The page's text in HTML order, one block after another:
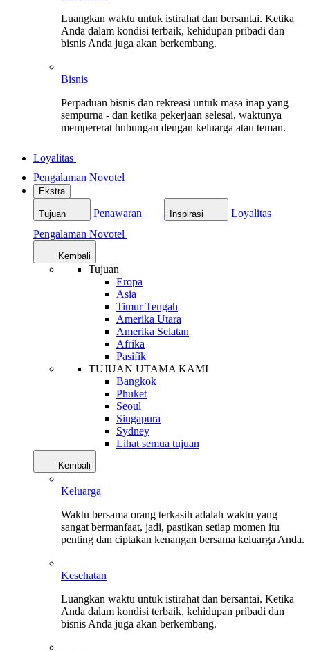
Luangkan waktu untuk istirahat dan bersantai. Ketika
Anda dalam kondisi terbaik, kehidupan pribadi dan
bisnis Anda juga akan berkembang.
Bisnis
Perpaduan bisnis dan rekreasi untuk masa inap yang
sempurna - dan ketika pekerjaan selesai, waktunya
mempererat hubungan dengan keluarga atau teman.
Loyalitas
Pengalaman Novotel
Ekstra
Tujuan Penawaran Inspirasi
Loyalitas
Pengalaman Novotel
Kembali
Tujuan
Eropa
Asia
Timur Tengah
Amerika Utara
Amerika Selatan
Afrika
Pasifik
TUJUAN UTAMA KAMI
Bangkok
Phuket
Seoul
Singapura
Sydney
Lihat semua tujuan
Kembali
Keluarga
Waktu bersama orang terkasih adalah waktu yang
sangat bermanfaat, jadi, pastikan setiap momen itu
penting dan ciptakan kenangan bersama keluarga Anda.
Kesehatan
Luangkan waktu untuk istirahat dan bersantai. Ketika
Anda dalam kondisi terbaik, kehidupan pribadi dan
bisnis Anda juga akan berkembang.